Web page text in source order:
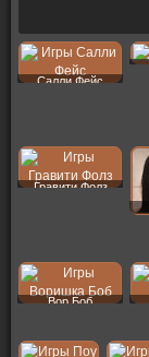
Салли Фейс
Гравити Фолз
Вор Боб